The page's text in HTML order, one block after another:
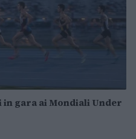
gara ai Mondiali Under